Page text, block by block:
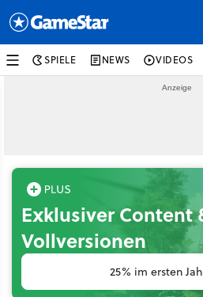
SPIELE NEWS VIDEOS
Exklusiver Content
Vollversionen
25% im ersten